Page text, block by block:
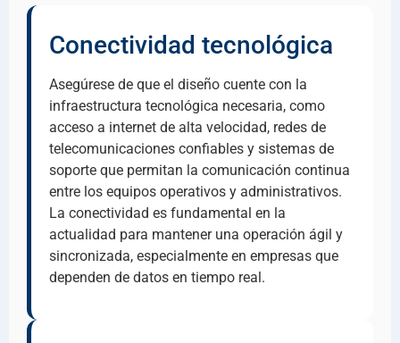
Conectividad tecnológica
Asegúrese de que el diseño cuente con la
infraestructura tecnológica necesaria, como
acceso a internet de alta velocidad, redes de
telecomunicaciones confiables y sistemas de
soporte que permitan la comunicación continua
entre los equipos operativos y administrativos.
La conectividad es fundamental en la
actualidad para mantener una operación ágil y
sincronizada, especialmente en empresas que
dependen de datos en tiempo real.